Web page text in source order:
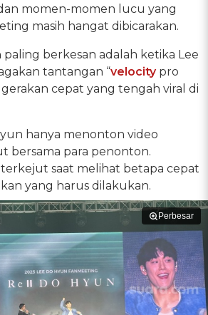
momen-momen lucu yang
masih hangat dibicarakan.
berkesan adalah ketika Lee
tantangan “velocitypro
cepat yang tengah viral di
hanya menonton video
bersama para penonton.
saat melihat betapa cepat
yang harus dilakukan.
Perbesar